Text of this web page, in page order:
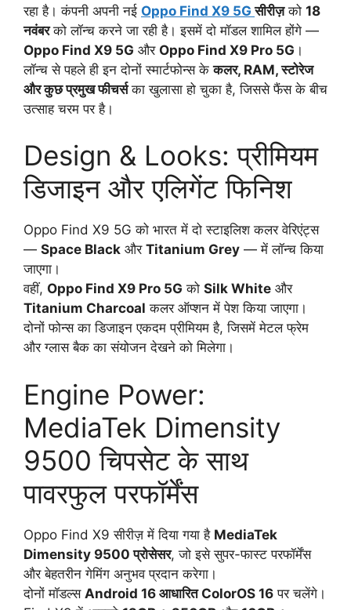
रहा है। कंपनी अपनी नई Oppo Find X9 5Gसीरीज़को 18
नवंबरको लॉन्च करने जा रही है। इसमें दो मॉडल शामिल होंगे —
Oppo Find X9 5G और Oppo Find X9 Pro 5G ।
लॉन्च से पहले ही इन दोनों स्मार्टफोन्स केकलर, RAM, स्टोरेज
और कुछ प्रमुख फीचर्सका खुलासा हो चुका है, जिससे फैंस के बीच
उत्साह चरम पर है।
Design & Looks: प्रीमियम
डिजाइन और एलिगेंट फिनिश
Oppo Find X9 5G को भारत में दो स्टाइलिश कलर वेरिएंट्स
— Space Black और Titanium Grey — में लॉन्च किया
जाएगा।
वहीं, Oppo Find X9 Pro 5G को Silk White और
Titanium Charcoal कलर ऑप्शन में पेश किया जाएगा।
दोनों फोन्स का डिजाइन एकदम प्रीमियम है, जिसमें मेटल फ्रेम
और ग्लास बैक का संयोजन देखने को मिलेगा।
Engine Power:
MediaTek Dimensity
9500 चिपसेट के साथ
पावरफुल परफॉर्मेंस
Oppo Find X9 सीरीज़ में दिया गया है MediaTek
Dimensity 9500 प्रोसेसर, जो इसे सुपर-फास्ट परफॉर्मेंस
और बेहतरीन गेमिंग अनुभव प्रदान करेगा।
दोनों मॉडल्स Android 16 आधारित ColorOS 16 पर चलेंगे।